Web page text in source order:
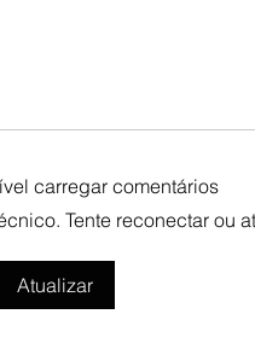
carregar comentários
Tente reconectar ou
Atualizar